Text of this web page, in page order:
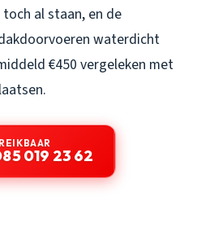
al staan, en de
waterdicht
€450 vergeleken met
019 23 62